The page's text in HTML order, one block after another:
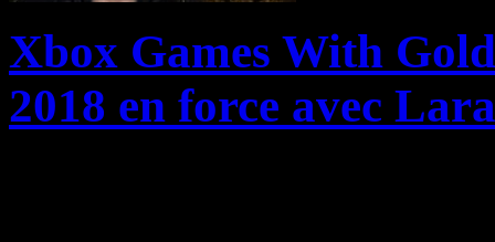
Xbox Games With
2018 en force avec